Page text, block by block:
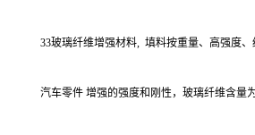
33玻璃纤维增强材料, 填料按重量、高强度
汽车零件 增强的强度和刚性，玻璃纤维含量